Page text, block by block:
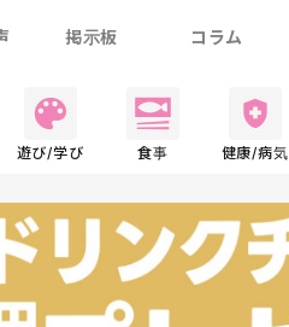
掲示板 コラム
遊び/学び 食事 健康/病気